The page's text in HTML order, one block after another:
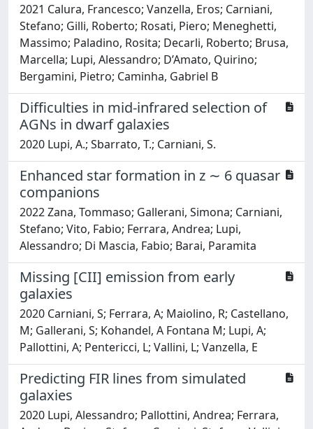
2021 Calura, Francesco; Vanzella, Eros; Carniani,
Stefano; Gilli, Roberto; Rosati, Piero; Meneghetti,
Massimo; Paladino, Rosita; Decarli, Roberto; Brusa,
Marcella; Lupi, Alessandro; D’Amato, Quirino;
Bergamini, Pietro; Caminha, Gabriel B
Difficulties in mid-infrared selection of
AGNs in dwarf galaxies
2020 Lupi, A.; Sbarrato, T.; Carniani, S.
Enhanced star formation in z ∼ 6 quasar
companions
2022 Zana, Tommaso; Gallerani, Simona; Carniani,
Stefano; Vito, Fabio; Ferrara, Andrea; Lupi,
Alessandro; Di Mascia, Fabio; Barai, Paramita
Missing [CII] emission from early
galaxies
2020 Carniani, S; Ferrara, A; Maiolino, R; Castellano,
M; Gallerani, S; Kohandel, A Fontana M; Lupi, A;
Pallottini, A; Pentericci, L; Vallini, L; Vanzella, E
Predicting FIR lines from simulated
galaxies
2020 Lupi, Alessandro; Pallottini, Andrea; Ferrara,